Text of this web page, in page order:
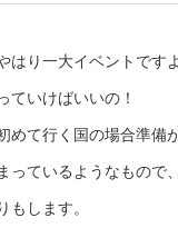
はり一大イベントです
ていけばいいの！
めて行く国の場合準備
っているようなもので、
もします。